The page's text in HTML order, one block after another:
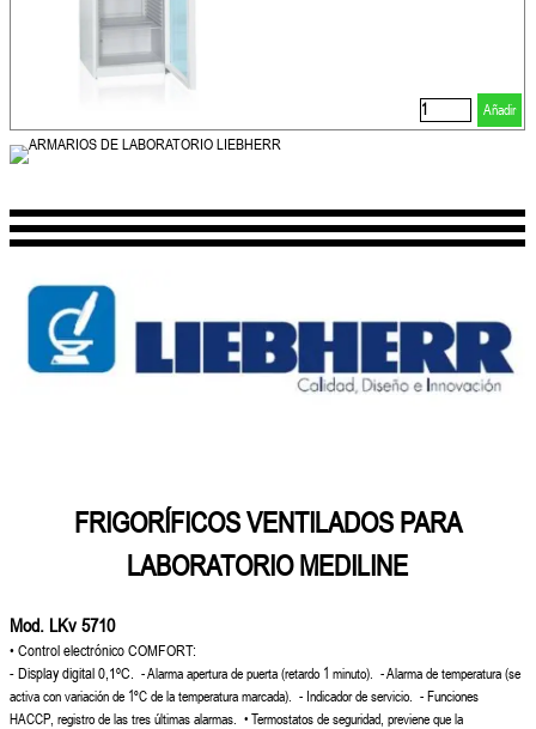
Añadir
FRIGORÍFICOS VENTILADOS PARA
LABORATORIOMEDILINE
Mod. LKv 5710
• Control electrónico COMFORT:
- Display digital 0,1ºC. - Alarma apertura de puerta (retardo 1 minuto). - Alarma de temperatura (se
activa con variación de 1ºC de la temperatura marcada). - Indicador de servicio. - Funciones
HACCP, registro de las tres últimas alarmas. • Termostatos de seguridad, previene que la